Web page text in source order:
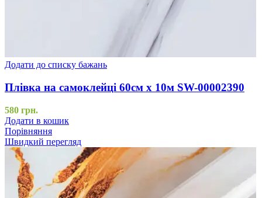
Додати до списку бажань
Плівка на самоклейці 60см х 10м SW-00002390
580 грн.
Додати в кошик
Порівняння
Швидкий перегляд